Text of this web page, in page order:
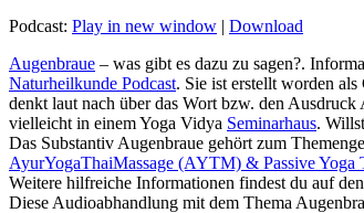
Podcast: Play in new window | Download
Naturheilkunde Podcast. Sie ist erstellt worden
vielleicht in einem Yoga Vidya Seminarhaus.
Das Substantiv
AyurYogaThaiMassage (AYTM) & Passive Yoga
Weitere hilfreiche Informationen findest du auf